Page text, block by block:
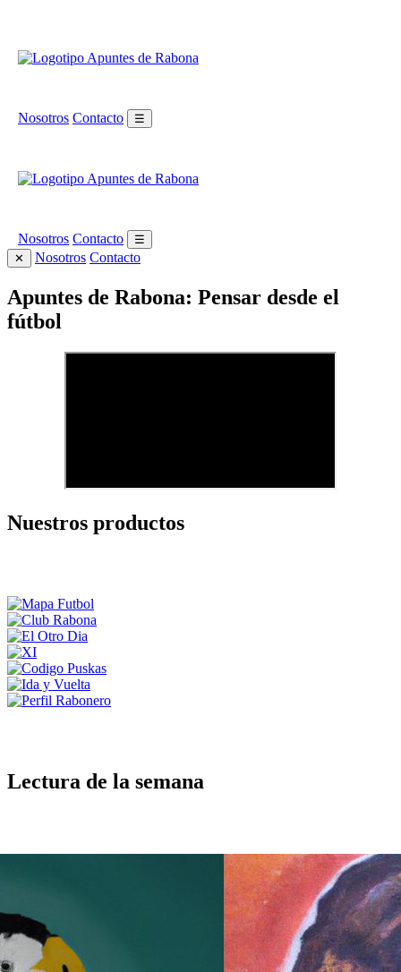
Nosotros Contacto ☰
Nosotros Contacto
☰
✕
Nosotros Contacto
Apuntes de Rabona: Pensar desde el
fútbol
Nuestros productos
Lectura de la semana